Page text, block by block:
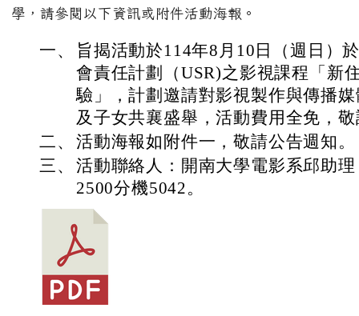
學，請參閱以下資訊或附件活動海報。
一、
旨揭活動於114年8月10日（週日）
會責任計劃（USR)之影視課程「新
驗」，計劃邀請對影視製作與傳播
及子女共襄盛舉，活動費用全免，
二、 活動海報如附件一，敬請公告週知。
三、 活動聯絡人：開南大學電影系邱助
2500分機5042。